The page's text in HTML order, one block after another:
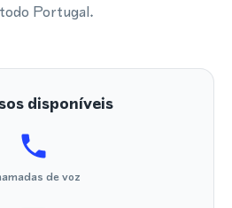
Portugal.
disponíveis
de voz